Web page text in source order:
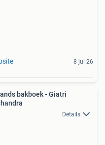
8 jul 26
bakboek - Giatri
Details